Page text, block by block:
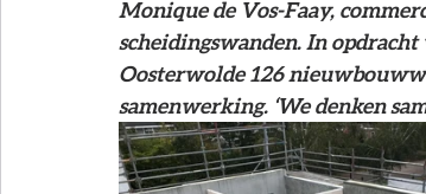
Monique de Vos-Faay,
scheidingswanden. In
Oosterwolde 126
samenwerking. ‘We denken